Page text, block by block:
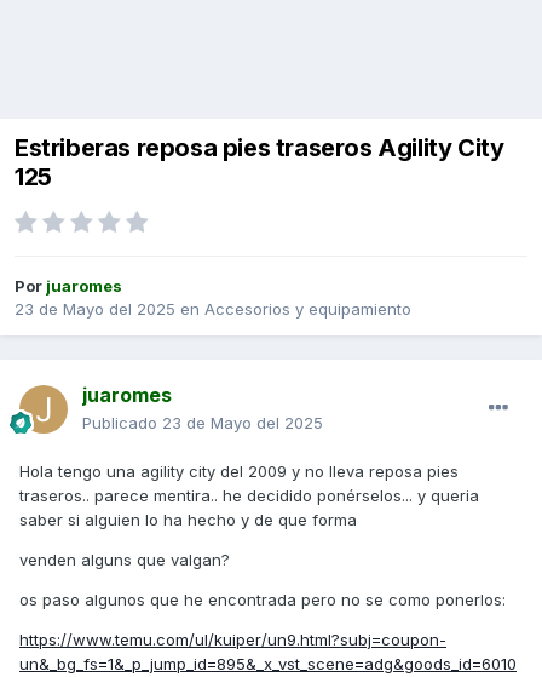
Estriberas reposa pies traseros Agility City
125
Por juaromes
23 de Mayo del 2025 en Accesorios y equipamiento
juaromes
Publicado 23 de Mayo del 2025
Hola tengo una agility city del 2009 y no lleva reposa pies
traseros.. parece mentira.. he decidido ponérselos... y queria
saber si alguien lo ha hecho y de que forma
venden alguns que valgan?
os paso algunos que he encontrada pero no se como ponerlos:
https://www.temu.com/ul/kuiper/un9.html?subj=coupon-
un&_bg_fs=1&_p_jump_id=895&_x_vst_scene=adg&goods_id=6010